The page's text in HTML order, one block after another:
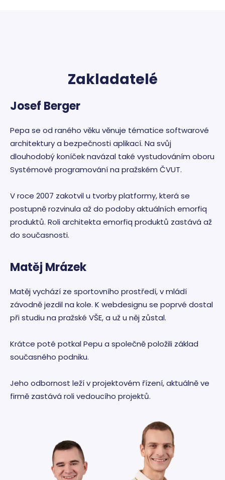
Zakladatelé
Josef Berger
Pepa se od raného věku věnuje tématice softwarové
architektury a bezpečnosti aplikací. Na svůj
dlouhodobý koníček navázal také vystudováním oboru
Systémové programování na pražském ČVUT.
V roce 2007 zakotvil u tvorby platformy, která se
postupně rozvinula až do podoby aktuálních emorfiq
produktů. Roli architekta emorfiq produktů zastává až
do současnosti.
Matěj Mrázek
Matěj vychází ze sportovního prostředí, v mládí
závodně jezdil na kole. K webdesignu se poprvé dostal
při studiu na pražské VŠE, a už u něj zůstal.
Krátce poté potkal Pepu a společně položili základ
současného podniku.
Jeho odbornost leží v projektovém řízení, aktuálně ve
firmě zastává roli vedoucího projektů.